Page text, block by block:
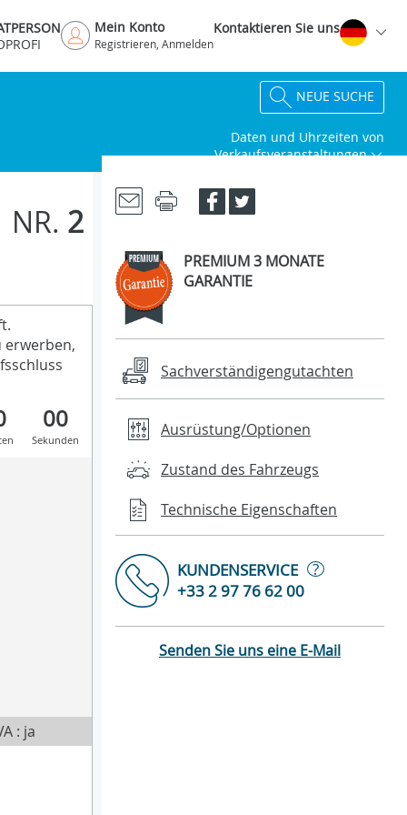
Mein Konto
Registrieren, Anmelden
Kontaktieren Sie uns
NEUE SUCHE
Daten und Uhrzeiten von
Verkaufsveranstaltungen
NR. 2
erwerben,
00
Sekunden
: ja
PREMIUM 3 MONATE
GARANTIE
Sachverständigengutachten
Ausrüstung/Optionen
Zustand des Fahrzeugs
Technische Eigenschaften
KUNDENSERVICE
?
+33 2 97 76 62 00
Senden Sie uns eine E-Mail